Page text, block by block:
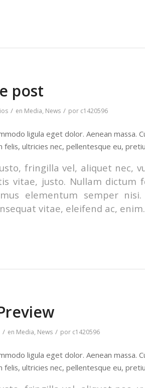
post
/ en Media, News / por c1420596
ligula eget dolor. Aenean massa.
ultricies nec, pellentesque eu,
fringilla vel, aliquet nec,
vitae, justo. Nullam dictum
elementum semper
vitae, eleifend ac, enim.
/ en Media, News / por c1420596
ligula eget dolor. Aenean massa.
ultricies nec, pellentesque eu,